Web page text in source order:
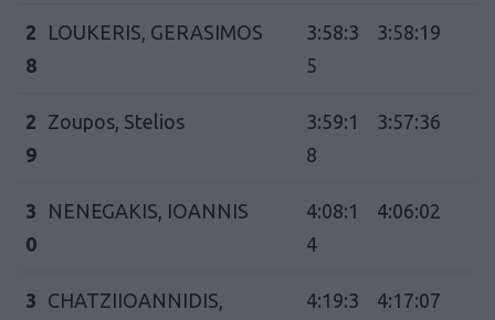
2
8
LOUKERIS, GERASIMOS
3:58:3
5
3:58:19
2
9
Zoupos, Stelios
3:59:1
8
3:57:36
3
0
NENEGAKIS, IOANNIS
4:08:1
4
4:06:02
3 CHATZIIOANNIDIS,
4:19:3
4:17:07